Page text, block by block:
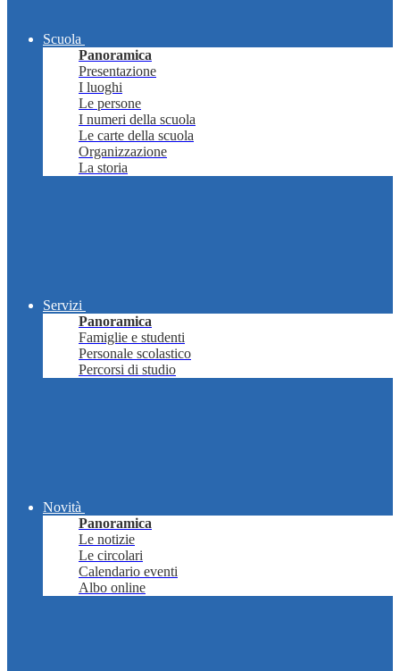
Scuola
Panoramica
Presentazione
I luoghi
Le persone
I numeri della scuola
Le carte della scuola
Organizzazione
La storia
Servizi
Panoramica
Famiglie e studenti
Personale scolastico
Percorsi di studio
Novità
Panoramica
Le notizie
Le circolari
Calendario eventi
Albo online